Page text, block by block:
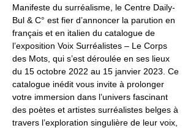
Manifeste du surréalisme, le Centre Daily-
Bul & C° est fier d’annoncer la parution en
français et en italien du catalogue de
l’exposition Voix Surréalistes – Le Corps
des Mots, qui s’est déroulée en ses lieux
du 15 octobre 2022 au 15 janvier 2023. Ce
catalogue inédit vous invite à prolonger
votre immersion dans l’univers fascinant
des poètes et artistes surréalistes belges à
travers l’exploration singulière de leur voix,